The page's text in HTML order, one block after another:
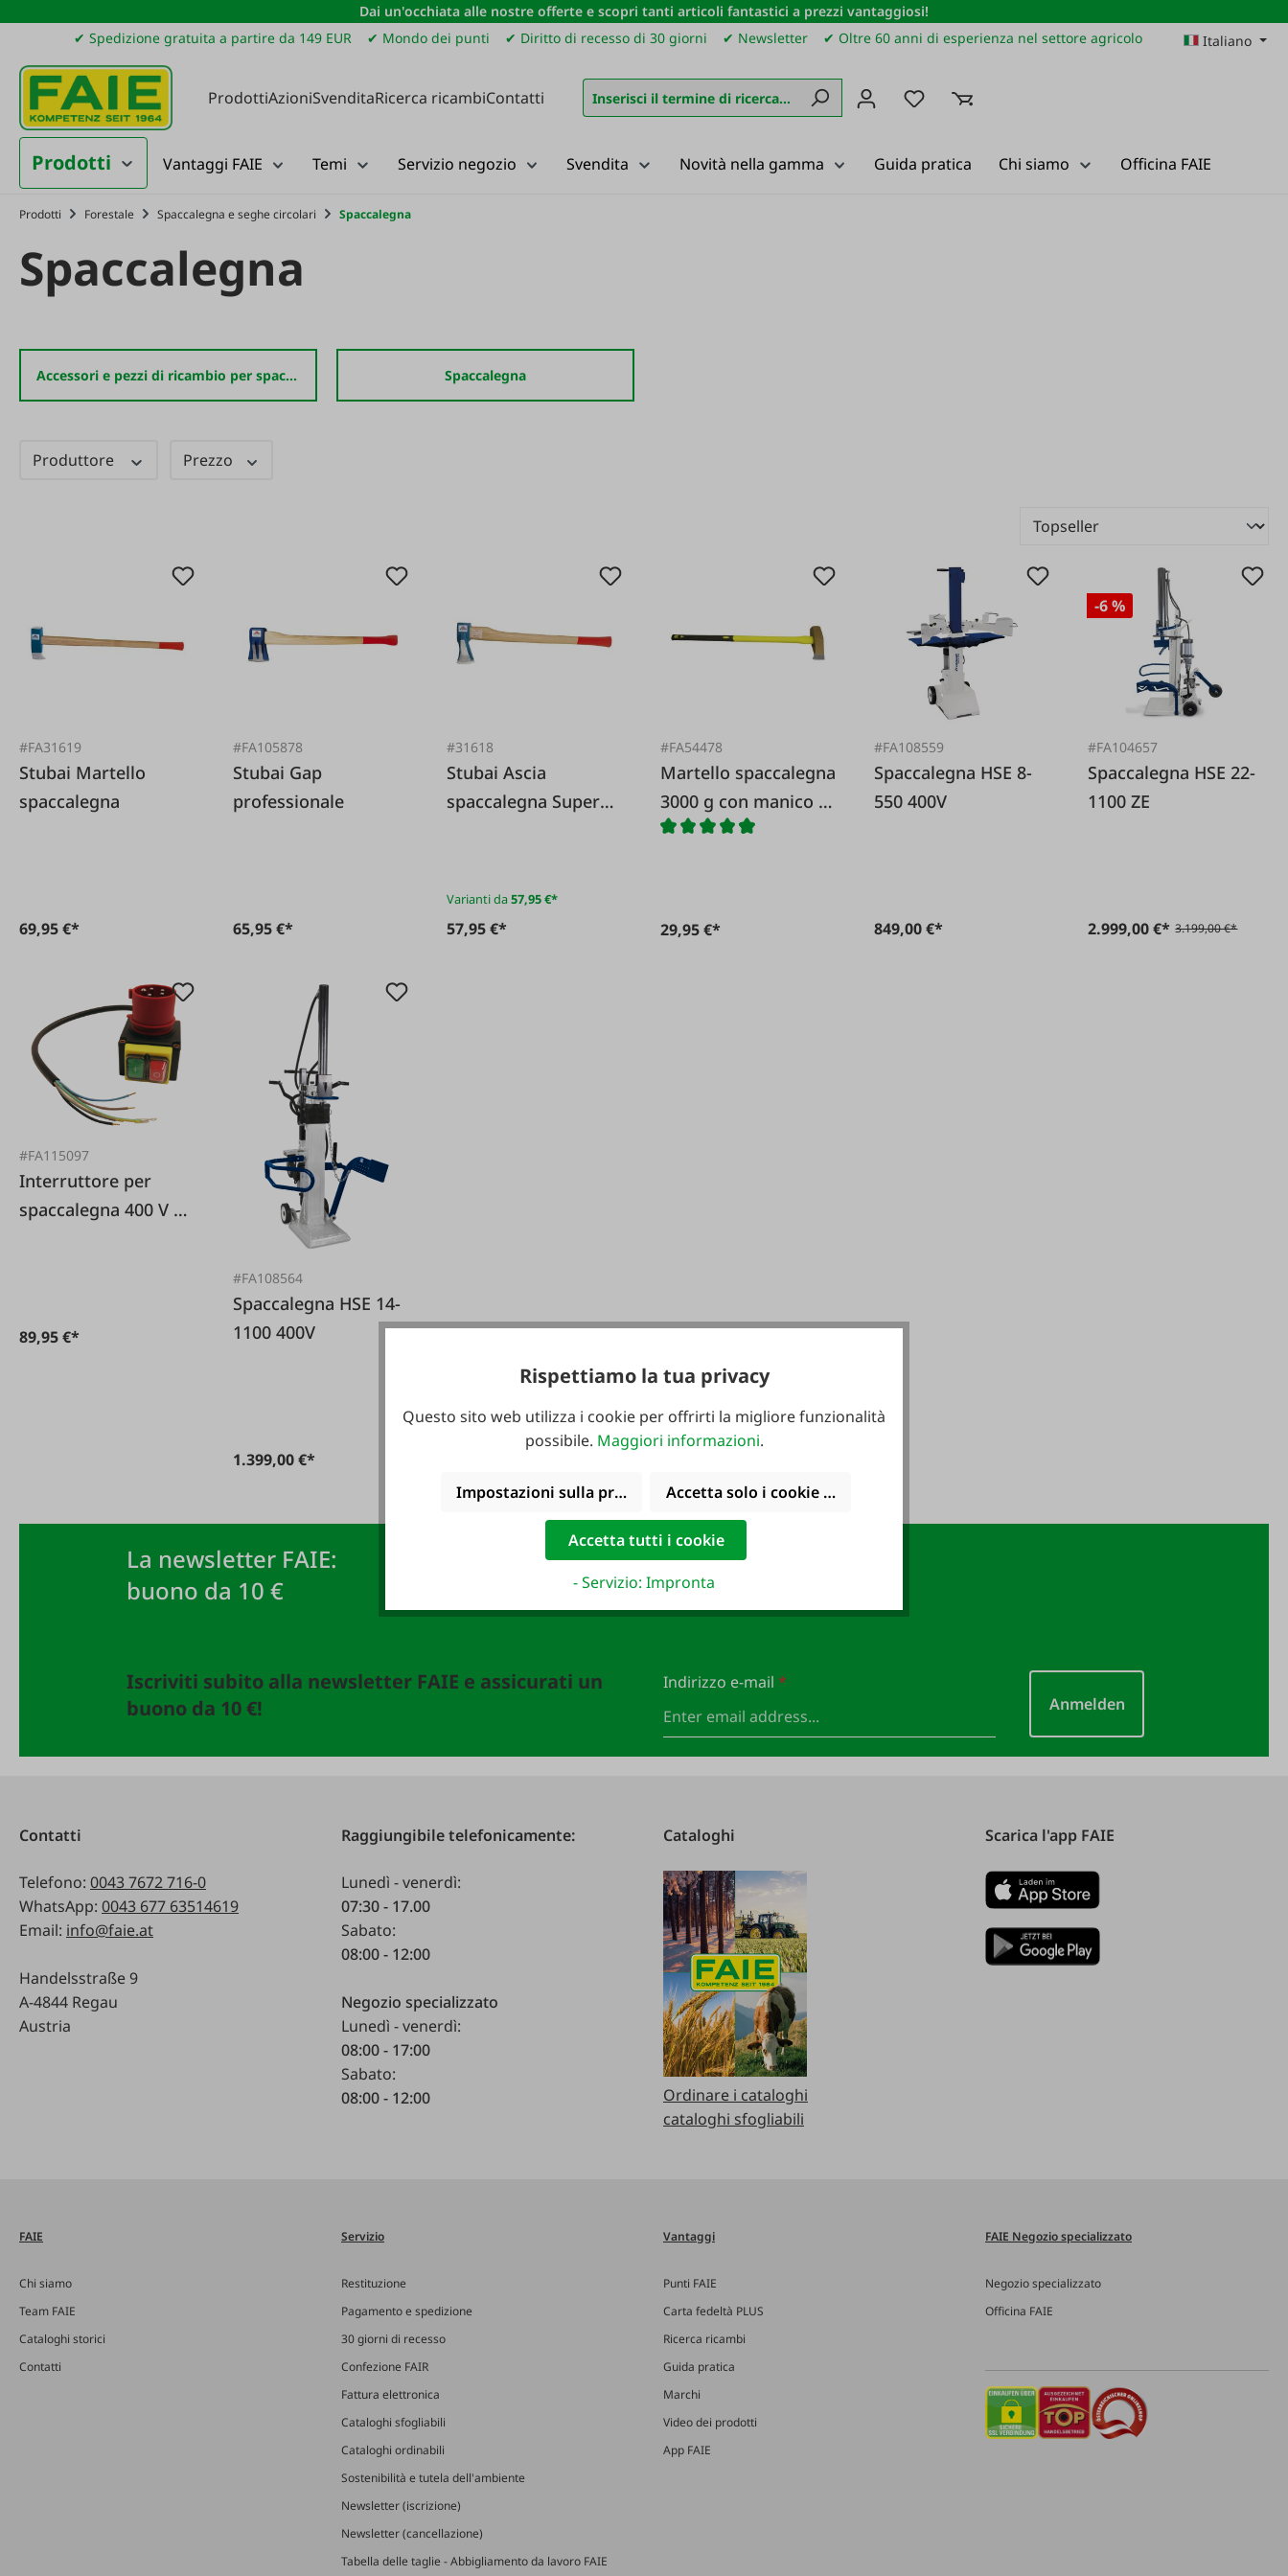
al contenuto principale
Salta alla ricerca
Passa alla navigazione principale
Dai un'occhiata alle nostre offerte e scopri tanti articoli fantastici a prezzi vantaggiosi!
✔ Spedizione gratuita a partire da 149 EUR
✔ Mondo dei punti ✔ Diritto di recesso di 30 giorni ✔ Newsletter ✔ Oltre 60 anni di esperienza nel settore agricolo Italiano
ProdottiAzioniSvenditaRicerca ricambiContatti Hai 0 articoli nella lista dei desideri
Prodotti Vantaggi FAIE Temi Servizio negozio Svendita Novità nella gamma Guida pratica Chi siamo Officina FAIE
Prodotti Forestale Spaccalegna e seghe circolari Spaccalegna
Spaccalegna
Accessori e pezzi di ricambio per spaccalegna Spaccalegna
Produttore Prezzo
#FA31619
Stubai Martello
spaccalegna
69,95 €*
#FA105878
Stubai Gap
professionale
65,95 €*
#31618
Stubai Ascia
spaccalegna Super
Varianti da57,95 €*
57,95 €*
#FA54478
Martello spaccalegna
3000 g con manico in
fibra di vetro
29,95 €*
#FA108559
Spaccalegna HSE 8-
550 400V
849,00 €*
-6 %
#FA104657
Spaccalegna HSE 22-
1100 ZE
2.999,00 €* 3.199,00 €*
#FA115097
Interruttore per
spaccalegna 400 V 16
89,95 €*
#FA108564
Spaccalegna HSE 14-
1100 400V
1.399,00 €*
La newsletter FAIE:
buono da 10 €
Iscriviti subito alla newsletter FAIE e assicurati un
buono da 10 €!
Indirizzo e-mail *
Anmelden
Contatti
Telefono: 0043 7672 716-0
WhatsApp: 0043 677 63514619
Email: info@faie.at
Handelsstraße 9
A-4844 Regau
Austria
Raggiungibile telefonicamente:
Lunedì - venerdì:
07:30 - 17.00
Sabato:
08:00 - 12:00
Negozio specializzato
Lunedì - venerdì:
08:00 - 17:00
Sabato:
08:00 - 12:00
Cataloghi
Ordinare i cataloghi
cataloghi sfogliabili
Scarica l'app FAIE
FAIE
Chi siamo
Team FAIE
Cataloghi storici
Contatti
Servizio
Restituzione
Pagamento e spedizione
30 giorni di recesso
Confezione FAIR
Fattura elettronica
Cataloghi sfogliabili
Cataloghi ordinabili
Sostenibilità e tutela dell'ambiente
Newsletter (iscrizione)
Newsletter (cancellazione)
Tabella delle taglie - Abbigliamento da lavoro FAIE
Vantaggi
Punti FAIE
Carta fedeltà PLUS
Ricerca ricambi
Guida pratica
Marchi
Video dei prodotti
App FAIE
FAIE Negozio specializzato
Negozio specializzato
Officina FAIE
Rispettiamo la tua privacy
Questo sito web utilizza i cookie per offrirti la migliore funzionalità
possibile. Maggiori informazioni.
Impostazioni sulla privacy Accetta solo i cookie funzionali
Accetta tutti i cookie
- Servizio: Impronta